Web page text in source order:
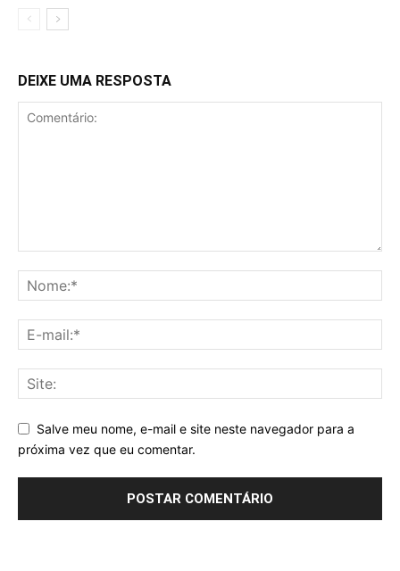
DEIXE UMA RESPOSTA
Salve meu nome, e-mail e site neste navegador para a
próxima vez que eu comentar.